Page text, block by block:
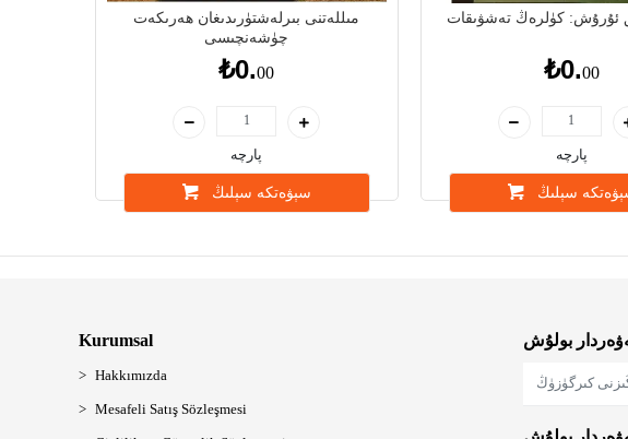
مىللەتنى بىرلەشتۈرىدىغان ھەرىكەت
چۈشەنچىسى
₺0.00
پارچە
سېۋەتكە سېلىڭ
ئۇرۇش: كۈلرەڭ تەشۋىقات
₺0.00
پارچە
سېلىڭ
بولۇش Kurumsal
Hakkımızda
Mesafeli Satış Sözleşmesi